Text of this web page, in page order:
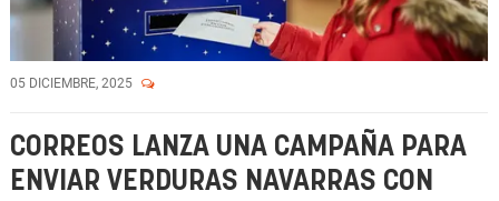
05 DICIEMBRE, 2025
CORREOS LANZA UNA CAMPAÑA PARA
ENVIAR VERDURAS NAVARRAS CON